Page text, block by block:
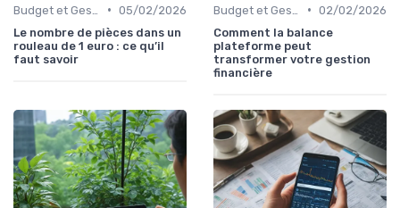
• 05/02/2026
Le nombre de pièces dans un
rouleau de 1 euro : ce qu’il
faut savoir
• 02/02/2026
Comment la balance
plateforme peut
transformer votre gestion
financière